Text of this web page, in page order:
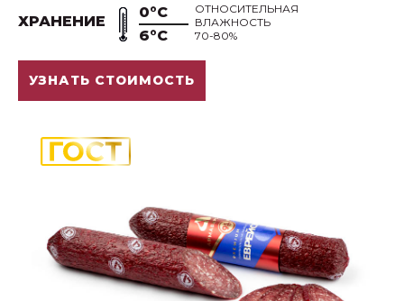
ХРАНЕНИЕ
0°С
6°С
ОТНОСИТЕЛЬНАЯ
ВЛАЖНОСТЬ
70-80%
УЗНАТЬ СТОИМОСТЬ